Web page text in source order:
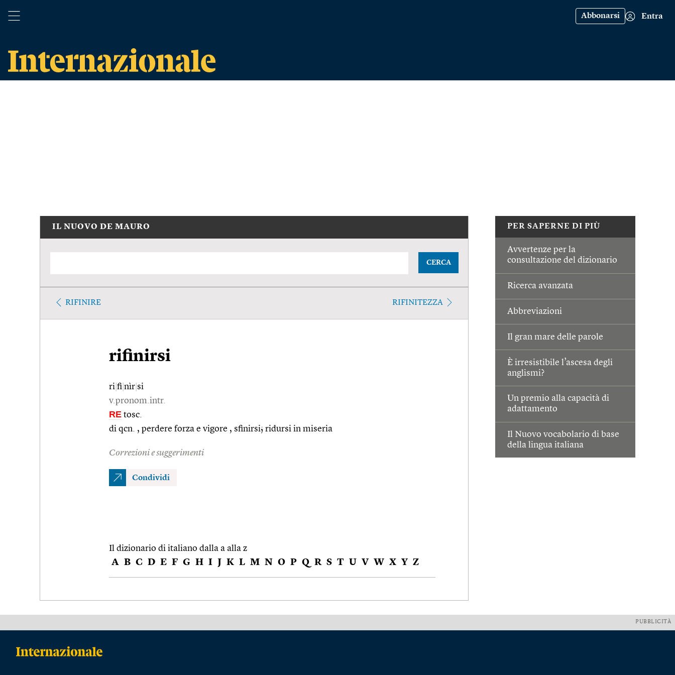
Abbonarsi Entra
PER SAPERNE DI PIÙ
Avvertenze per la
consultazione del dizionario
Ricerca avanzata
Abbreviazioni
Il gran mare delle parole
È irresistibile l’ascesa degli
anglismi?
Un premio alla capacità di
adattamento
Il Nuovo vocabolario di base
della lingua italiana
IL NUOVO DE MAURO
CERCA
RIFINIRE RIFINITEZZA
rifinirsi
ri fi nìr si
v.pronom.intr.
RE tosc.
di qcn. , perdere forza e vigore , sfinirsi; ridursi in miseria
Correzioni e suggerimenti
Condividi
Il dizionario di italiano dalla a alla z
A B C D E F G H I J K L M N O P Q R S T U V W X Y Z
PUBBLICITÀ